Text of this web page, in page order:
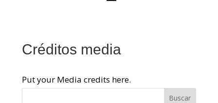
Créditos media
Put your Media credits here.
Buscar